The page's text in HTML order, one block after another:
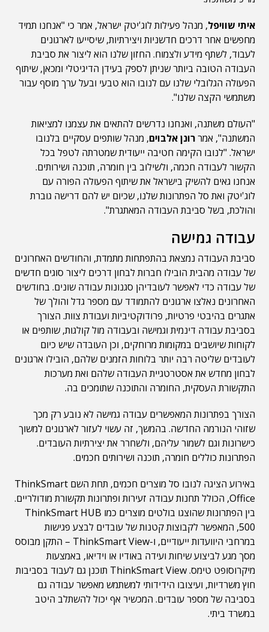
איתי שוויפל, מנהל פעילות לוג'יטק ישראל, אמר כי "אנחנו תמיד
מחפשים אחר דרכים חדשניות ויצירתיות, שיסייעו לארגונים
לעבוד, לשתף מידע ולצמוח. החזון שלנו הוא ליצור את סביבת
העבודה הטובה ביותר שניתן לספק בעידן הדיגיטלי ומכאן, שיתוף
הפעולה הגלובלי שלנו עם לנובו הוא טבעי ובעל ערך מוסף עבור
משתמשי הקצה שלנו".
"העולם משתנה, ואנחנו נדרשים להתאים את עצמנו למציאות
המשתנה", אמררונן אלבוים, מנהל שותפים עסקיים בלנובו
ישראל. "לנובו הקימה חטיבה ייעודית שמטרתה לטפל בכל
הקשור לעבודה חכמה, ולשילוב בין חומרה, תוכנה ושירותים.
אנחנו גאים להשיק בישראל את שיתוף הפעולה הפורה עם
לוג'יטק ואת סל הפתרונות שלנו, שכיום יש להם דרישה גוברת
והולכת, בשל סביבת העבודה המאתגרת".
עבודה גמישה
סביבת העבודה נמצאת בהתפתחות מתמדת, והחודשים האחרונים
של עבודה מהבית הובילו חברות לבחון דרכים ליצור סוגים חדשים
של עבודה כדי לאפשר לעובדיהן סגנונות עבודה שונים. בחודשים
האחרונים נאלצו ארגונים להתמודד עם מספר גדל והולך של
אתגרים בהיבטי פרטיות, פרודוקטיביות ועבודת צוות. הצורך
בסביבת עבודה דינמית וגמישה ובעבודה מול קולגות, שותפים או
לקוחות שיושבים במקומות מרוחקים, וכן העובדה שיש כיום
לעובדים שליטה רבה יותר בלוחות הזמנים שלהם, הובילו ארגונים
לבחון מחדש את אסטרטגיית העבודה שלהם ואת מערכות
התקשורת העסקית, החומרה והתוכנה שתומכים בה.
הצורך בפתרונות המאפשרים עבודה גמישה לא נובע רק מכך
שזוהי הנורמה החדשה. בהמשך, זה עשוי לעזור לארגונים למשוך
כישרונות וגם לשמור עליהם, ולשחרר את יצירתיות העובדים.
הפתרונות כוללים חומרה, תוכנה ושירותים חכמים.
באירוע הציגה לנובו סל מוצרים חכמים, תחת השם ThinkSmart
Office, הכולל תחנות עבודה זעירות ופתרונות תקשורת מודולריים.
בין הפתרונות שהוצגו בולטים מוצרים כמו ThinkSmart HUB
500, המאפשר לקבוצות קטנות של עובדים לבצע פגישות
במרחבי היוועדות ייעודיים, ו-ThinkSmart View – התקן מבוסס
מסך מגע לביצוע שיחות ועידה באודיו או וידיאו, באמצעות
מיקרוסופט טימס. ThinkSmart View תוכנן גם לעבוד בסביבות
חוץ משרדיות, ועיצובו הידידותי למשתמש מאפשר עבודה גם
בסביבה של מספר עובדים. המכשיר אף יכול להשתלב היטב
במשרד ביתי.